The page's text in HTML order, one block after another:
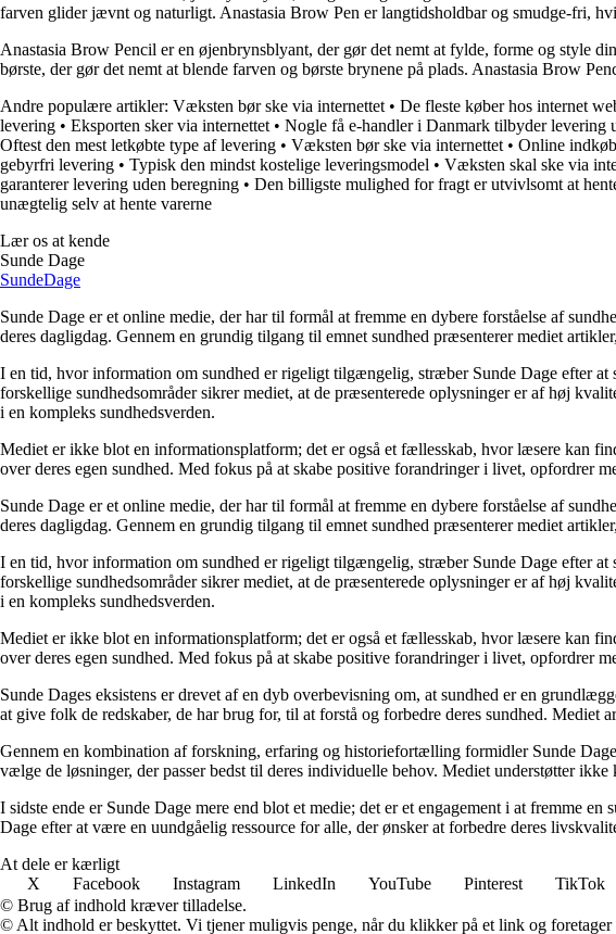
farven glider jævnt og naturligt. Anastasia Brow Pen er langtidsholdbar og smudge-fri,
Anastasia Brow Pencil er en øjenbrynsblyant, der gør det nemt at fylde, forme og style
børste, der gør det nemt at blende farven og børste brynene på plads. Anastasia Brow
Andre populære artikler: Væksten bør ske via internettet • De fleste køber hos internet
levering • Eksporten sker via internettet • Nogle få e-handler i Danmark tilbyder levering
Oftest den mest letkøbte type af levering • Væksten bør ske via internettet • Online
gebyrfri levering • Typisk den mindst kostelige leveringsmodel • Væksten skal ske via
garanterer levering uden beregning • Den billigste mulighed for fragt er utvivlsomt at
unægtelig selv at hente varerne
Lær os at kende
Sunde Dage
SundeDage
Sunde Dage er et online medie, der har til formål at fremme en dybere forståelse af
deres dagligdag. Gennem en grundig tilgang til emnet sundhed præsenterer mediet
I en tid, hvor information om sundhed er rigeligt tilgængelig, stræber Sunde Dage efter at
forskellige sundhedsområder sikrer mediet, at de præsenterede oplysninger er af høj
i en kompleks sundhedsverden.
Mediet er ikke blot en informationsplatform; det er også et fællesskab, hvor læsere kan
over deres egen sundhed. Med fokus på at skabe positive forandringer i livet, opfordrer
Sunde Dage er et online medie, der har til formål at fremme en dybere forståelse af
deres dagligdag. Gennem en grundig tilgang til emnet sundhed præsenterer mediet
I en tid, hvor information om sundhed er rigeligt tilgængelig, stræber Sunde Dage efter at
forskellige sundhedsområder sikrer mediet, at de præsenterede oplysninger er af høj
i en kompleks sundhedsverden.
Mediet er ikke blot en informationsplatform; det er også et fællesskab, hvor læsere kan
over deres egen sundhed. Med fokus på at skabe positive forandringer i livet, opfordrer
Sunde Dages eksistens er drevet af en dyb overbevisning om, at sundhed er en
at give folk de redskaber, de har brug for, til at forstå og forbedre deres sundhed.
Gennem en kombination af forskning, erfaring og historiefortælling formidler Sunde
vælge de løsninger, der passer bedst til deres individuelle behov. Mediet understøtter
I sidste ende er Sunde Dage mere end blot et medie; det er et engagement i at fremme
Dage efter at være en uundgåelig ressource for alle, der ønsker at forbedre deres
At dele er kærligt
X
Facebook Instagram LinkedIn YouTube Pinterest TikTok
© Brug af indhold kræver tilladelse.
© Alt indhold er beskyttet. Vi tjener muligvis penge, når du klikker på et link og foretager